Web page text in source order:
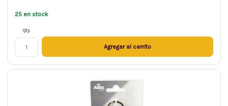
25 en stock
Qty.
Agregar al carrito